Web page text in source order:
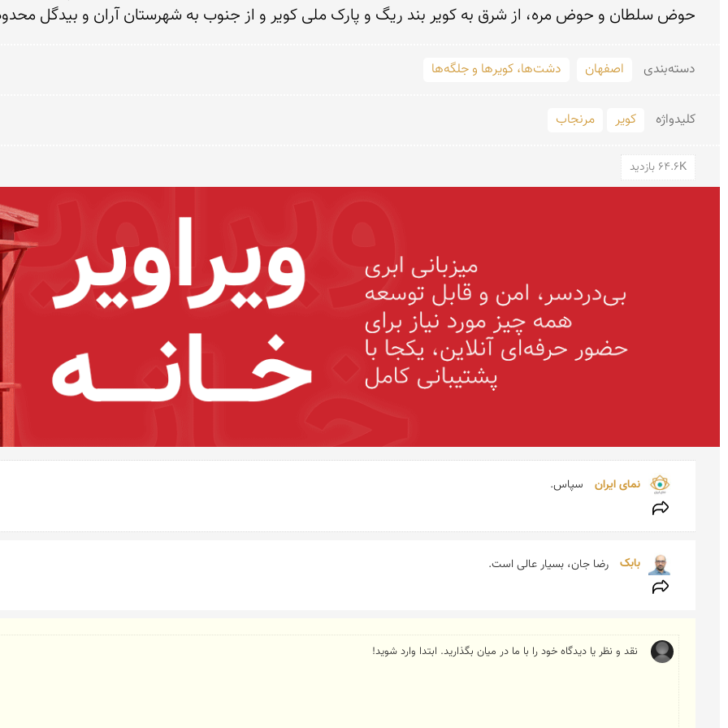
حوض سلطان و حوض مره، از شرق به کویر بند ریگ و پارک ملی کویر و از جنوب به شهرستان آران و بیدگل محدود
دسته‌بندی اصفهان دشت‌ها، کویرها و جلگه‌ها
کلید‌واژه کویر مرنجاب
64.6K بازدید
نمای ایران سپاس.
بابک رضا جان، بسیار عالی است.